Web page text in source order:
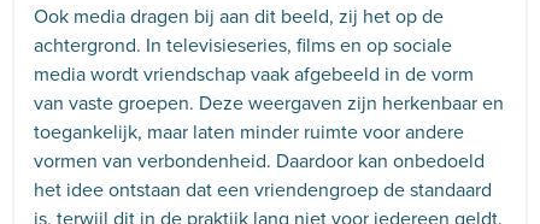
Ook media dragen bij aan dit beeld, zij het op de
achtergrond. In televisieseries, films en op sociale
media wordt vriendschap vaak afgebeeld in de vorm
van vaste groepen. Deze weergaven zijn herkenbaar en
toegankelijk, maar laten minder ruimte voor andere
vormen van verbondenheid. Daardoor kan onbedoeld
het idee ontstaan dat een vriendengroep de standaard
is, terwijl dit in de praktijk lang niet voor iedereen geldt.